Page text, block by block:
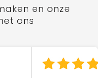
en onze
ons